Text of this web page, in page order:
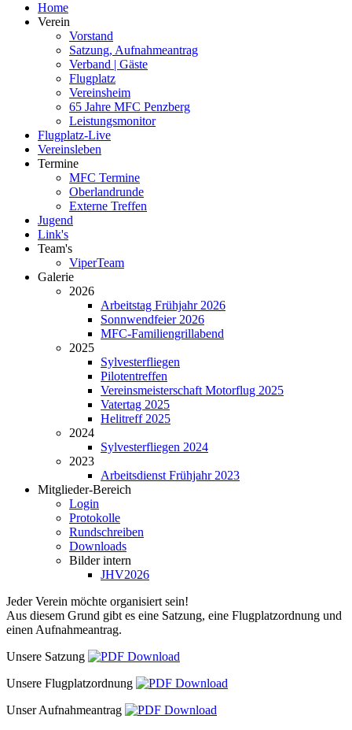
Home
Verein
Vorstand
Satzung, Aufnahmeantrag
Verband | Gäste
Flugplatz
Vereinsheim
65 Jahre MFC Penzberg
Leistungsmonitor
Flugplatz-Live
Vereinsleben
Termine
MFC Termine
Oberlandrunde
Externe Treffen
Jugend
Link's
Team's
ViperTeam
Galerie
2026
Arbeitstag Frühjahr 2026
Sonnwendfeier 2026
MFC-Familiengrillabend
2025
Sylvesterfliegen
Pilotentreffen
Vereinsmeisterschaft Motorflug 2025
Vatertag 2025
Helitreff 2025
2024
Sylvesterfliegen 2024
2023
Arbeitsdienst Frühjahr 2023
Mitglieder-Bereich
Login
Protokolle
Rundschreiben
Downloads
Bilder intern
JHV2026
Jeder Verein möchte organisiert sein!
Aus diesem Grund gibt es eine Satzung, eine Flugplatzordnung und
einen Aufnahmeantrag.
Unsere Satzung
Unsere Flugplatzordnung
Unser Aufnahmeantrag